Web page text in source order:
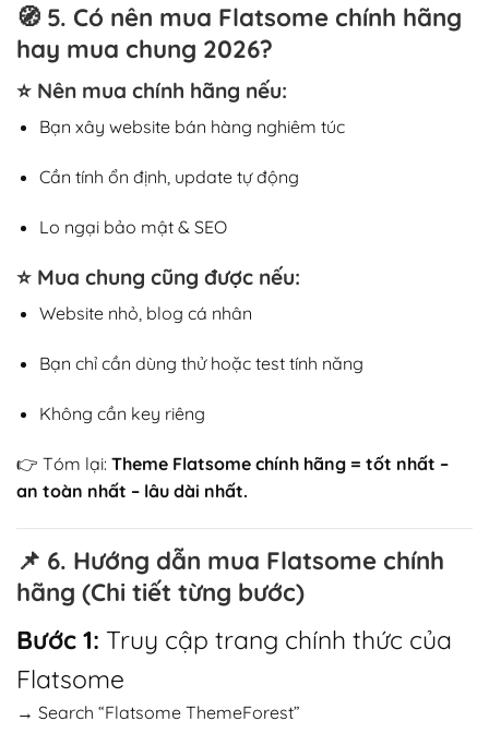
🧭 5. Có nên mua Flatsome chính hãng
hay mua chung 2026?
⭐ Nên mua chính hãng nếu:
Bạn xây website bán hàng nghiêm túc
Cần tính ổn định, update tự động
Lo ngại bảo mật & SEO
⭐ Mua chung cũng được nếu:
Website nhỏ, blog cá nhân
Bạn chỉ cần dùng thử hoặc test tính năng
Không cần key riêng
👉 Tóm lại: Theme Flatsome chính hãng = tốt nhất –
an toàn nhất – lâu dài nhất.
📌 6. Hướng dẫn mua Flatsome chính
hãng (Chi tiết từng bước)
Bước 1: Truy cập trang chính thức của
Flatsome
→ Search “Flatsome ThemeForest”